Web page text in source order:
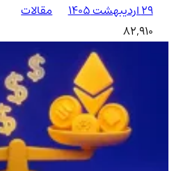
۲۹ اردیبهشت ۱۴۰۵
مقالات
82,910